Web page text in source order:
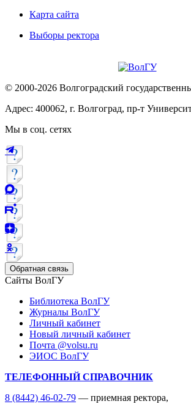
Карта сайта
Выборы ректора
© 2000-2026 Волгоградский
Адрес: 400062, г. Волгоград, пр-т
Мы в соц. сетях
Обратная связь
Сайты ВолГУ
Библиотека ВолГУ
Журналы ВолГУ
Личный кабинет
Новый личный кабинет
Почта @volsu.ru
ЭИОС ВолГУ
ТЕЛЕФОННЫЙ СПРАВОЧНИК
8 (8442) 46-02-79 — приемная ректора,